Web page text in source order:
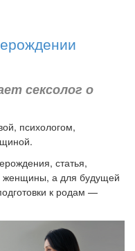
сексолог о
психологом,
статья,
женщины, а для будущей
к родам —